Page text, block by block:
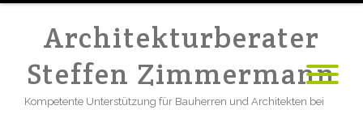
Architekturberater
Steffen Zimmermann
Kompetente Unterstützung für Bauherren und Architekten bei